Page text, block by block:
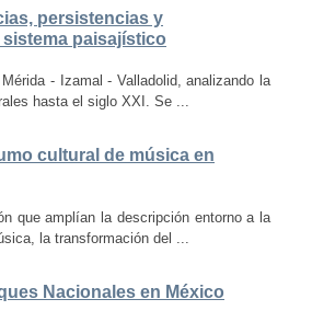
persistencias y
paisajístico
- Izamal - Valladolid, analizando la
hasta el siglo XXI. Se ...
cultural de música en
que amplían la descripción entorno a la
la transformación del ...
Nacionales en México